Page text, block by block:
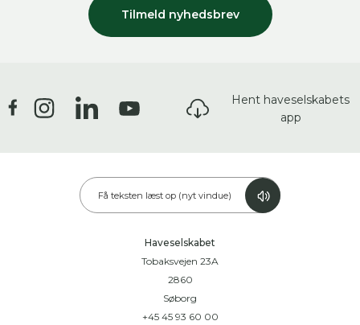
Tilmeld nyhedsbrev
Hent haveselskabets
app
Få teksten læst op (nyt vindue)
Haveselskabet
Tobaksvejen 23A
2860
Søborg
+45 45 93 60 00